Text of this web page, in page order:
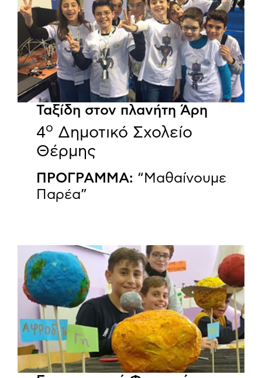
Ταξίδη στον πλανήτη Άρη
4ο Δημοτικό Σχολείο
Θέρμης
ΠΡΟΓΡΑΜΜΑ: “Μαθαίνουμε
Παρέα”